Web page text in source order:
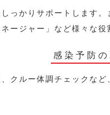
っかりサポートします
ージャー」など様々な役
感染予防
クルー体調チェックな